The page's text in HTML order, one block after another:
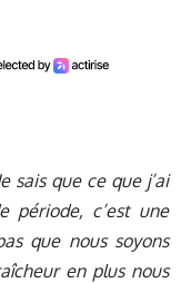
sais que ce que j’ai
période, c’est une
que nous soyons
en plus nous